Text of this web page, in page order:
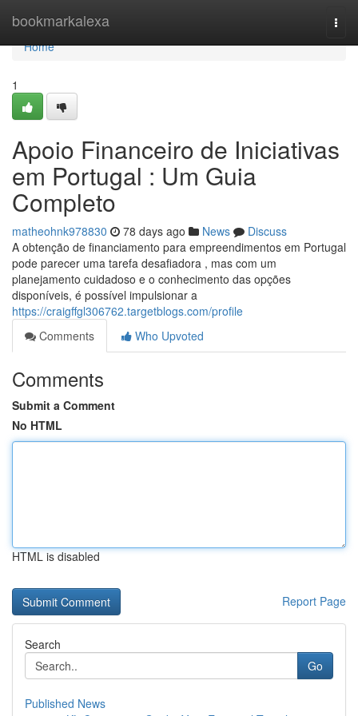
bookmarkalexa
Home
Home
1
Apoio Financeiro de Iniciativas
em Portugal : Um Guia
Completo
matheohnk978830 78 days ago News
Discuss
A obtenção de financiamento para empreendimentos em Portugal
pode parecer uma tarefa desafiadora , mas com um
planejamento cuidadoso e o conhecimento das opções
disponíveis, é possível impulsionar a
https://craigffgl306762.targetblogs.com/profile
Comments
Who Upvoted
Comments
Submit a Comment
No HTML
HTML is disabled
Report Page
Search
Go
Published News